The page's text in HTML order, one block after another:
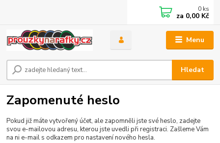
Menu
Hledat
0 ks
za 0,00 Kč
Zapomenuté heslo
Pokud již máte vytvořený účet, ale zapomněli jste své heslo, zadejte
svou e-mailovou adresu, kterou jste uvedli při registraci. Zašleme Vám
na ni e-mail s odkazem pro nastavení nového hesla.